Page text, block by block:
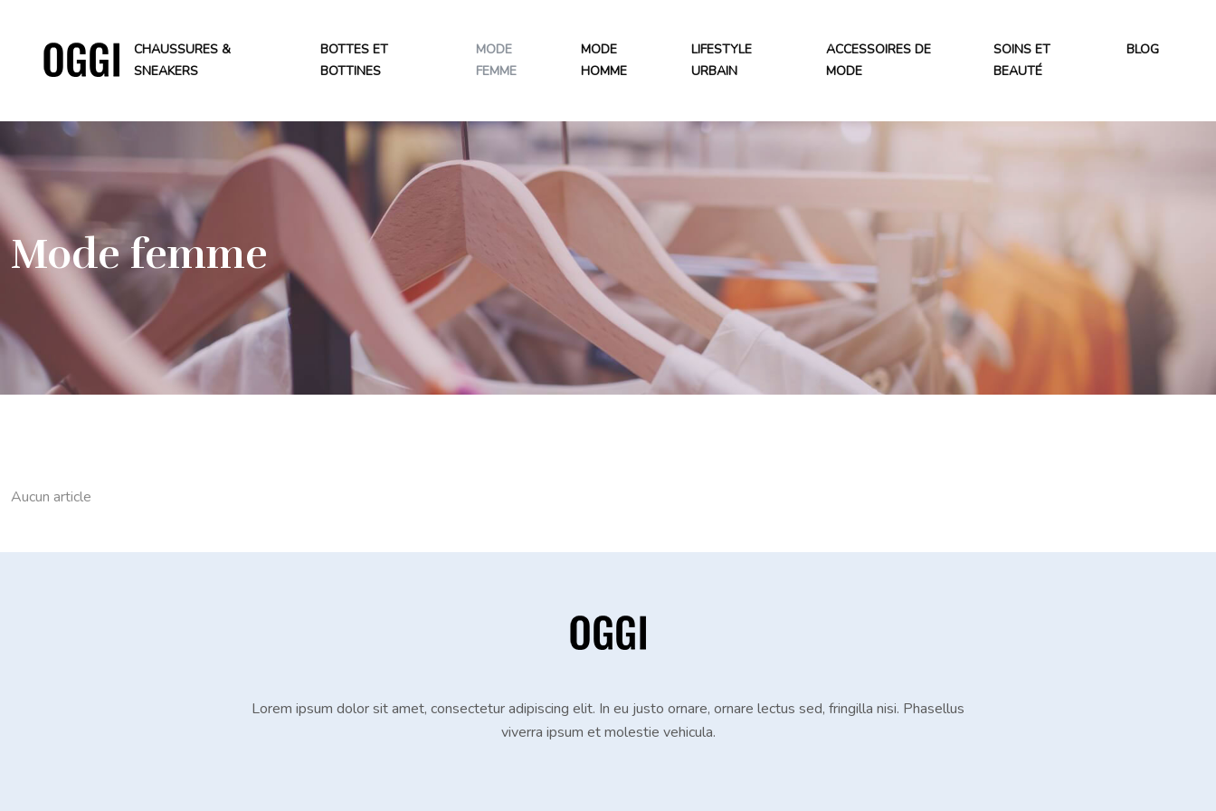
CHAUSSURES &
SNEAKERS
BOTTES ET
BOTTINES
MODE
FEMME
MODE
HOMME
LIFESTYLE
URBAIN
ACCESSOIRES DE
MODE
SOINS ET
BEAUTÉ
BLOG
Mode femme
Aucun article
Lorem ipsum dolor sit amet, consectetur adipiscing elit. In eu justo ornare, ornare lectus sed, fringilla nisi. Phasellus
viverra ipsum et molestie vehicula.